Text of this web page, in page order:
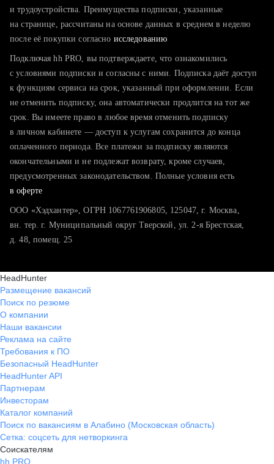
тратите много времени на поиск и вручную поднимаете
хотите сравнить себя с конкурентами и оценить шансы
и трудоустройства. Преимущества подписки, указанные
на странице, рассчитаны на основе данных в среднем в неделю
после её покупки согласно исследованию
Подключая hh PRO, вы подтверждаете, что ознакомились
с условиями подписки и согласны с ними. Подписка даёт доступ
к функциям сервиса на срок, указанный при оформлении. Если
не отменить подписку, она автоматически продлится на тот же
срок. Вы имеете право в любое время отменить подписку
в личном кабинете — доступ к услугам сохранится до конца
оплаченного периода. Все платежи за подписку являются
окончательными и не подлежат возврату, кроме случаев,
предусмотренных законодательством. Полные условия есть
в оферте
ООО «Хэдхантер», ОГРН 1067761906805, 125047, г. Москва,
вн. тер. г. Муниципальный округ Тверской, ул. 2-я Брестская,
д. 48, помещ. 25
HeadHunter
Размещение вакансий
Поиск по резюме
О компании
Наши вакансии
Реклама на сайте
Требования к ПО
Безопасный HeadHunter
HeadHunter API
Партнерам
Инвесторам
Каталог компаний
Поиск по вакансиям в Алабино (Московская область)
Сетка: соцсеть для нетворкинга
Соискателям
hh PRO